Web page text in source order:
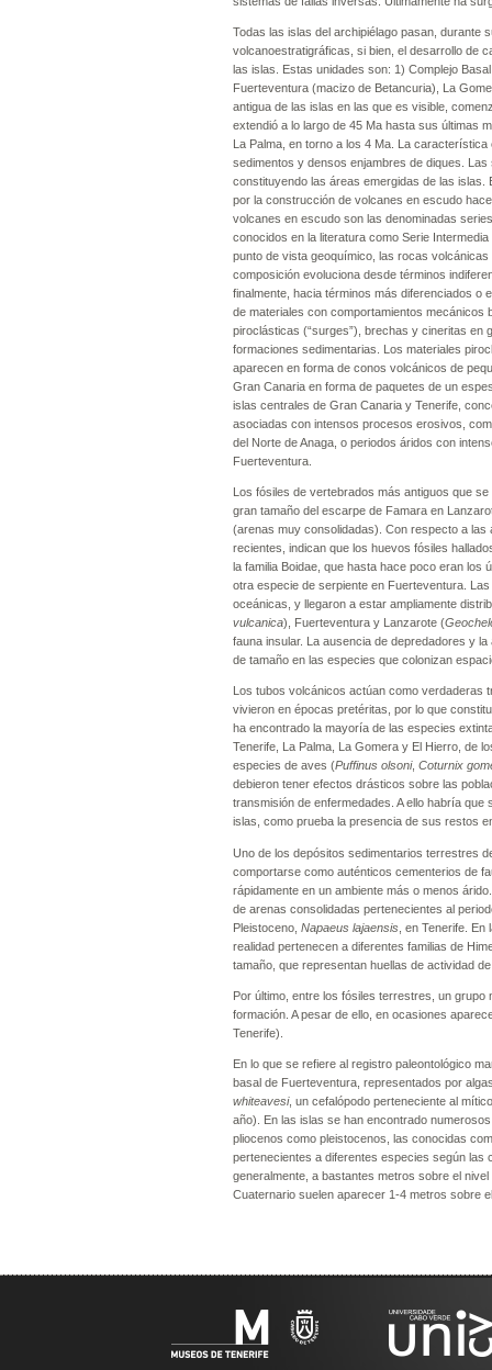
Todas las islas del archipiélago pasan, durante
volcanoestratigráficas, si bien, el desarrollo de
las islas. Estas unidades son: 1) Complejo
Fuerteventura (macizo de Betancuria), La
antigua de las islas en las que es visible,
extendió a lo largo de 45 Ma hasta sus últimas
La Palma, en torno a los 4 Ma. La
sedimentos y densos enjambres de diques.
constituyendo las áreas emergidas de las
por la construcción de volcanes en escudo
volcanes en escudo son las denominadas
conocidos en la literatura como Serie
punto de vista geoquímico, las rocas
composición evoluciona desde términos
finalmente, hacia términos más diferenciados o
de materiales con comportamientos mecánicos
piroclásticas (“surges”), brechas y cineritas
formaciones sedimentarias. Los materiales
aparecen en forma de conos volcánicos de
Gran Canaria en forma de paquetes de un
islas centrales de Gran Canaria y Tenerife,
asociadas con intensos procesos erosivos,
del Norte de Anaga, o periodos áridos con
Fuerteventura.
Los fósiles de vertebrados más antiguos que
gran tamaño del escarpe de Famara en
(arenas muy consolidadas). Con respecto a
recientes, indican que los huevos fósiles
la familia Boidae, que hasta hace poco eran
otra especie de serpiente en Fuerteventura.
oceánicas, y llegaron a estar ampliamente
vulcanica), Fuerteventura y Lanzarote (
fauna insular. La ausencia de depredadores y
de tamaño en las especies que colonizan
Los tubos volcánicos actúan como verdaderas
vivieron en épocas pretéritas, por lo que
ha encontrado la mayoría de las especies
Tenerife, La Palma, La Gomera y El Hierro, de
especies de aves (Puffinus olsoni, Coturnix
debieron tener efectos drásticos sobre las
transmisión de enfermedades. A ello habría
islas, como prueba la presencia de sus restos
Uno de los depósitos sedimentarios terrestres
comportarse como auténticos cementerios de
rápidamente en un ambiente más o menos
de arenas consolidadas pertenecientes al
Pleistoceno, Napaeus lajaensis , en Tenerife.
realidad pertenecen a diferentes familias de
tamaño, que representan huellas de actividad
Por último, entre los fósiles terrestres, un
formación. A pesar de ello, en ocasiones
Tenerife).
En lo que se refiere al registro paleontológico
basal de Fuerteventura, representados por
whiteavesi, un cefalópodo perteneciente al
año). En las islas se han encontrado
pliocenos como pleistocenos, las conocidas
pertenecientes a diferentes especies según las
generalmente, a bastantes metros sobre el
Cuaternario suelen aparecer 1-4 metros sobre